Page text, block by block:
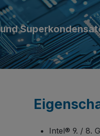
Intel® 9. / 8.